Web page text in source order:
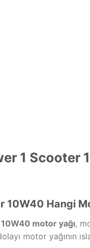
1 Scooter
10W40 Hangi
motor yağı,
motor yağının